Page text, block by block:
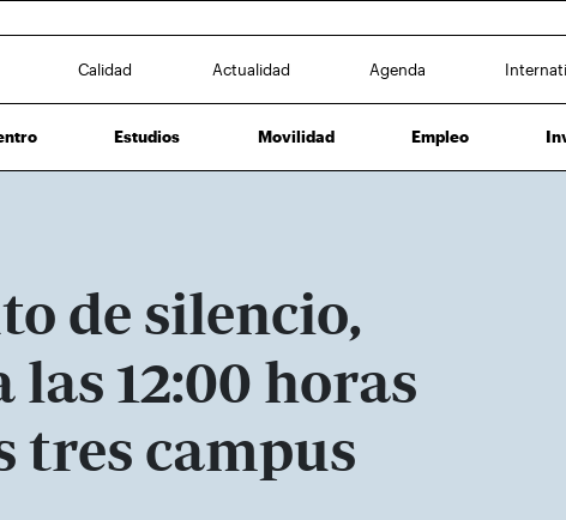
Calidad Actualidad Agenda
Estudios Movilidad Empleo
de silencio,
las 12:00 horas
tres campus